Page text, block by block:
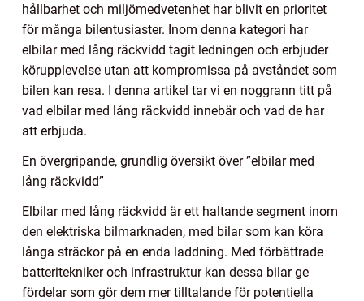
hållbarhet och miljömedvetenhet har blivit en prioritet
för många bilentusiaster. Inom denna kategori har
elbilar med lång räckvidd tagit ledningen och erbjuder
körupplevelse utan att kompromissa på avståndet som
bilen kan resa. I denna artikel tar vi en noggrann titt på
vad elbilar med lång räckvidd innebär och vad de har
att erbjuda.
En övergripande, grundlig översikt över ”elbilar med
lång räckvidd”
Elbilar med lång räckvidd är ett haltande segment inom
den elektriska bilmarknaden, med bilar som kan köra
långa sträckor på en enda laddning. Med förbättrade
batteritekniker och infrastruktur kan dessa bilar ge
fördelar som gör dem mer tilltalande för potentiella